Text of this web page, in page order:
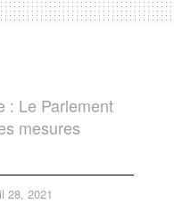
: Le Parlement
mesures
28, 2021